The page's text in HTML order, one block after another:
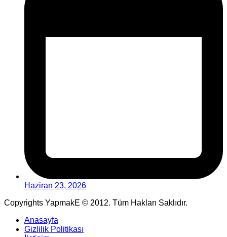
Haziran 23, 2026
Copyrights YapmakE © 2012. Tüm Hakları Saklıdır.
Anasayfa
Gizlilik Politikası